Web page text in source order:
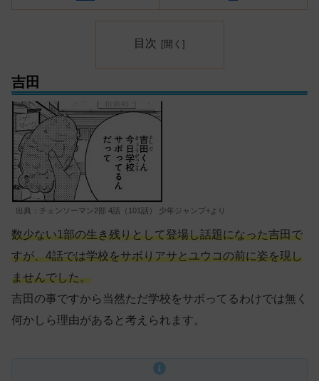
目次
吉田
出典：チェンソーマン2部 4話（101話） 少年ジャンプ+より
数少ない1部の生き残りとして登場し話題になった吉田で
すが、4話では学校をサボりアサとユウコの前に姿を現し
ませんでした。
吉田の事ですから当然ただ学校をサボってるわけでは無く
何かしら理由があると考えられます。